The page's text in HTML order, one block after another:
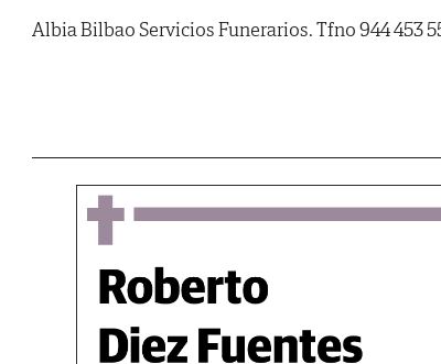
Albia Bilbao Servicios Funerarios. Tfno 944 453